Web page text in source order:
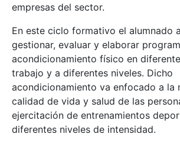
empresas del sector.
En este ciclo formativo el alumnado
gestionar, evaluar y elaborar
acondicionamiento físico en
trabajo y a diferentes niveles. Dicho
acondicionamiento va enfocado a la
calidad de vida y salud de las
ejercitación de entrenamientos
diferentes niveles de intensidad.